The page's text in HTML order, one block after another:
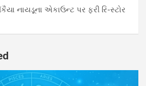
નાયડૂના એકાઉન્ટ પર ફરી રિ-સ્ટોર